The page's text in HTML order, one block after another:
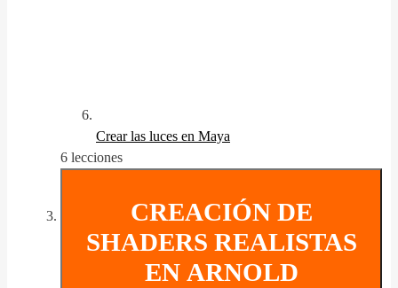
Crear las luces en Maya
6 lecciones
CREACIÓN DE
SHADERS REALISTAS
EN ARNOLD